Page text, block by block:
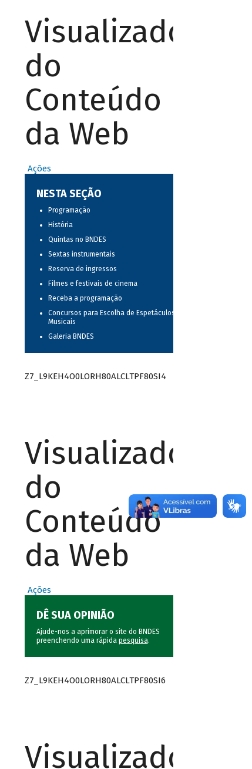
Visualizador
do
Conteúdo
da Web
Ações
NESTA SEÇÃO
Programação
História
Quintas no BNDES
Sextas instrumentais
Reserva de ingressos
Filmes e festivais de cinema
Receba a programação
Concursos para Escolha de Espetáculos
Musicais
Galeria BNDES
Z7_L9KEH4O0LORH80ALCLTPF80SI4
Visualizador
do
Conteúdo
da Web
Ações
DÊ SUA OPINIÃO
Ajude-nos a aprimorar o site do BNDES
preenchendo uma rápida pesquisa.
Z7_L9KEH4O0LORH80ALCLTPF80SI6
Visualizador